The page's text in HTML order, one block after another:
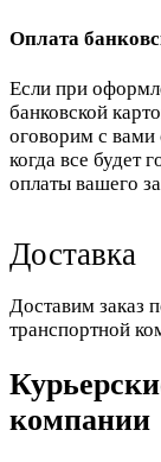
Оплата
Если при
банковской
оговорим с вами
когда все будет
оплаты вашего
Доставка
Доставим заказ
транспортной
компании